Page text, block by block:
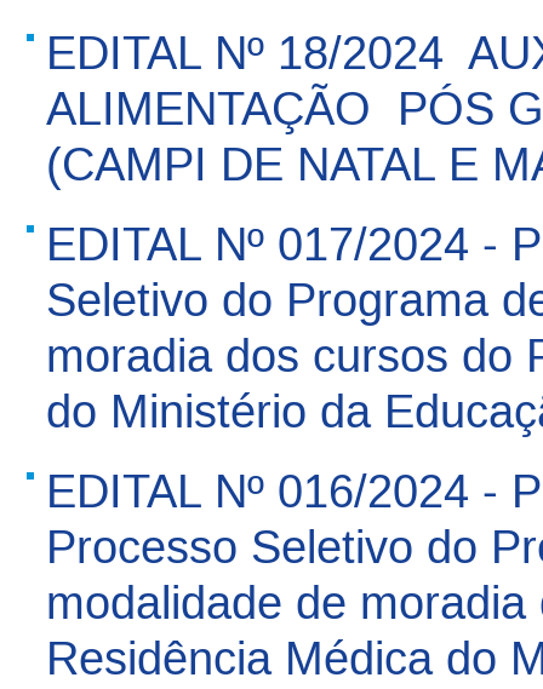
EDITAL Nº 18/2024 
ALIMENTAÇÃO  PÓS
(CAMPI DE NATAL E
EDITAL Nº 017/2024 -
Seletivo do Programa
moradia dos cursos do
do Ministério da
EDITAL Nº 016/2024 -
Processo Seletivo do
modalidade de
Residência Médica do